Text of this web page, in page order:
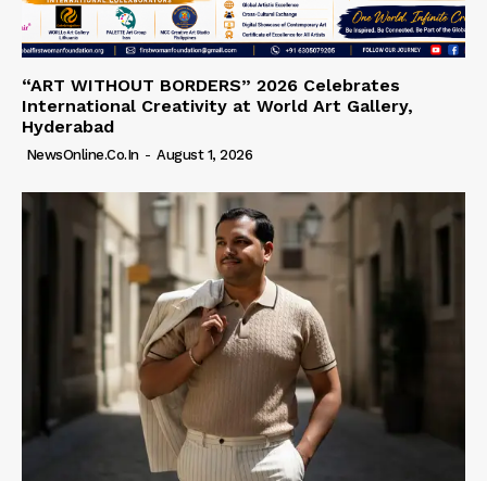
“ART WITHOUT BORDERS” 2026 Celebrates
International Creativity at World Art Gallery,
Hyderabad
NewsOnline.co.in - August 1, 2026